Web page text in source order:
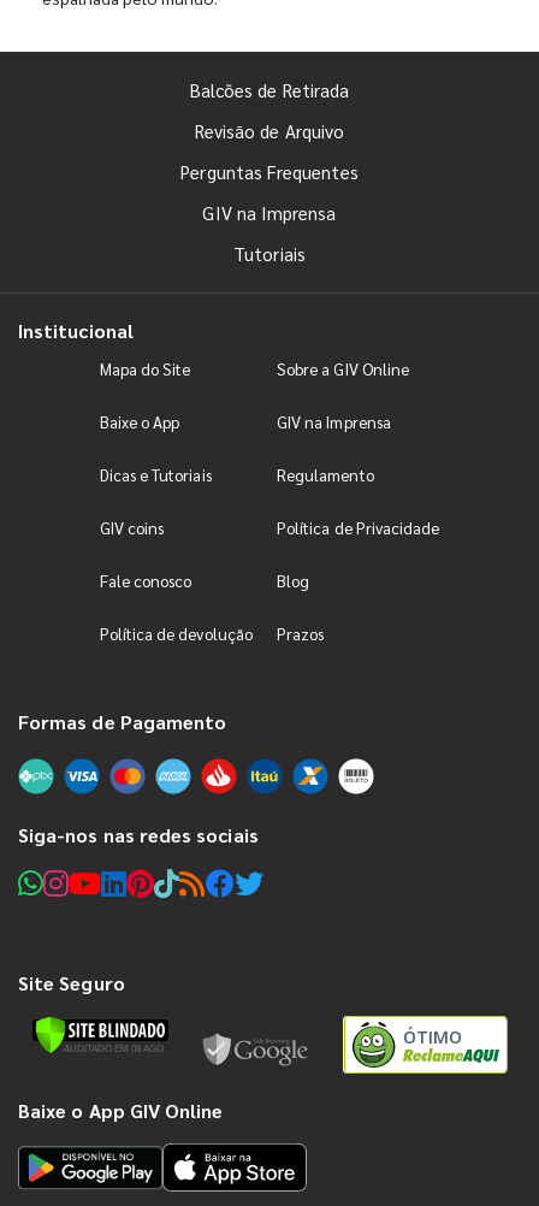
Balcões de Retirada
Revisão de Arquivo
Perguntas Frequentes
GIV na Imprensa
Tutoriais
Institucional
Mapa do Site Sobre a GIV Online
Baixe o App GIV na Imprensa
Dicas e Tutoriais Regulamento
GIV coins Política de Privacidade
Fale conosco Blog
Política de devolução Prazos
Formas de Pagamento
Siga-nos nas redes sociais
Site Seguro
ÓTIMO
Baixe o App GIV Online